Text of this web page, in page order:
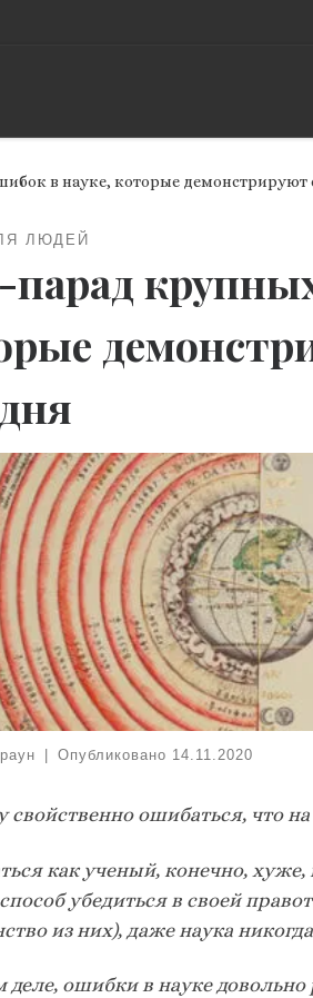
в науке, которые демонстрируют
ЛЮДЕЙ
Опубликовано 14.11.2020
свойственно ошибаться, что
как ученый, конечно, хуже,
убедиться в своей
из них), даже наука
деле, ошибки в науке